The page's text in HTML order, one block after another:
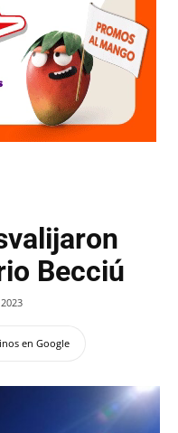
Becciú
en Google